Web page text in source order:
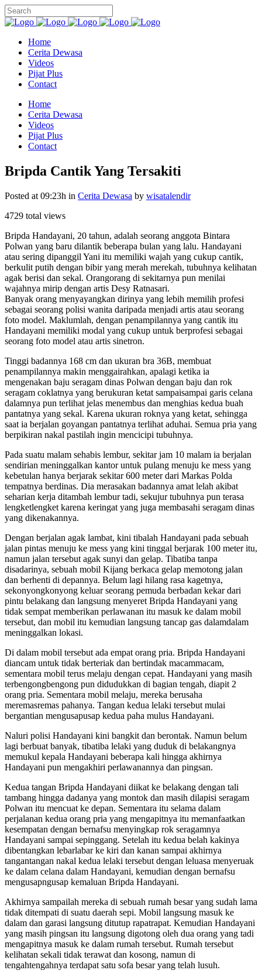
Home
Cerita Dewasa
Videos
Pijat Plus
Contact
Home
Cerita Dewasa
Videos
Pijat Plus
Contact
Bripda Cantik Yang Tersakiti
Posted at 09:23h in Cerita Dewasa by wisatalendir
4729 total views
Bripda Handayani, 20 tahun, adalah seorang anggota Bintara
Polwan yang baru dilantik beberapa bulan yang lalu. Handayani
atau sering dipanggil Yani itu memiliki wajah yang cukup cantik,
berkulit putih dengan bibir yang merah merekah, tubuhnya kelihatan
agak berisi dan sekal. Orangorang di sekitarnya pun menilai
wajahnya mirip dengan artis Desy Ratnasari.
Banyak orang menyayangkan dirinya yang lebih memilih profesi
sebagai seorang polisi wanita daripada menjadi artis atau seorang
foto model. Maklumlah, dengan penampilannya yang cantik itu
Handayani memiliki modal yang cukup untuk berprofesi sebagai
seorang foto model atau artis sinetron.
Tinggi badannya 168 cm dan ukuran bra 36B, membuat
penampilannya makin menggairahkan, apalagi ketika ia
mengenakan baju seragam dinas Polwan dengan baju dan rok
seragam coklatnya yang berukuran ketat sampaisampai garis celana
dalamnya pun terlihat jelas menembus dan menghias kedua buah
pantatnya yang sekal. Karena ukuran roknya yang ketat, sehingga
saat ia berjalan goyangan pantatnya terlihat aduhai. Semua pria yang
berpikiran nakal pastilah ingin mencicipi tubuhnya.
Pada suatu malam sehabis lembur, sekitar jam 10 malam ia berjalan
sendirian meninggalkan kantor untuk pulang menuju ke mess yang
kebetulan hanya berjarak sekitar 600 meter dari Markas Polda
tempatnya berdinas. Dia merasakan badannya amat lelah akibat
seharian kerja ditambah lembur tadi, sekujur tubuhnya pun terasa
lengketlengket karena keringat yang juga membasahi seragam dinas
yang dikenakannya.
Dengan berjalan agak lambat, kini tibalah Handayani pada sebuah
jalan pintas menuju ke mess yang kini tinggal berjarak 100 meter itu,
namun jalan tersebut agak sunyi dan gelap. Tibatiba tanpa
disadarinya, sebuah mobil Kijang berkaca gelap memotong jalan
dan berhenti di depannya. Belum lagi hilang rasa kagetnya,
sekonyongkonyong keluar seorang pemuda berbadan kekar dari
pintu belakang dan langsung menyeret Bripda Handayani yang
tidak sempat memberikan perlawanan itu masuk ke dalam mobil
tersebut, dan mobil itu kemudian langsung tancap gas dalamdalam
meninggalkan lokasi.
Di dalam mobil tersebut ada empat orang pria. Bripda Handayani
diancam untuk tidak berteriak dan bertindak macammacam,
sementara mobil terus melaju dengan cepat. Handayani yang masih
terbengongbengong pun didudukkan di bagian tengah, diapit 2
orang pria. Sementara mobil melaju, mereka berusaha
meremasremas pahanya. Tangan kedua lelaki tersebut mulai
bergantian mengusapusap kedua paha mulus Handayani.
Naluri polisi Handayani kini bangkit dan berontak. Namun belum
lagi berbuat banyak, tibatiba lelaki yang duduk di belakangnya
memukul kepala Handayani beberapa kali hingga akhirnya
Handayani pun mengakhiri perlawanannya dan pingsan.
Kedua tangan Bripda Handayani diikat ke belakang dengan tali
tambang hingga dadanya yang montok dan masih dilapisi seragam
Polwan itu mencuat ke depan. Sementara itu selama dalam
perjalanan kedua orang pria yang mengapitnya itu memanfaatkan
kesempatan dengan bernafsu menyingkap rok seragamnya
Handayani sampai sepinggang. Setelah itu kedua belah kakinya
dibentangkan lebarlabar ke kiri dan kanan sampai akhirnya
tangantangan nakal kedua lelaki tersebut dengan leluasa menyeruak
ke dalam celana dalam Handayani, kemudian dengan bernafsu
mengusapngusap kemaluan Bripda Handayani.
Akhirnya sampailah mereka di sebuah rumah besar yang sudah lama
tidak ditempati di suatu daerah sepi. Mobil langsung masuk ke
dalam dan garasi langsung ditutup rapatrapat. Kemudian Handayani
yang masih pingsan itu langsung digotong oleh dua orang yang tadi
mengapitnya masuk ke dalam rumah tersebut. Rumah tersebut
kelihatan sekali tidak terawat dan kosong, namun di
tengahtengahnya terdapat satu sofa besar yang telah lusuh.